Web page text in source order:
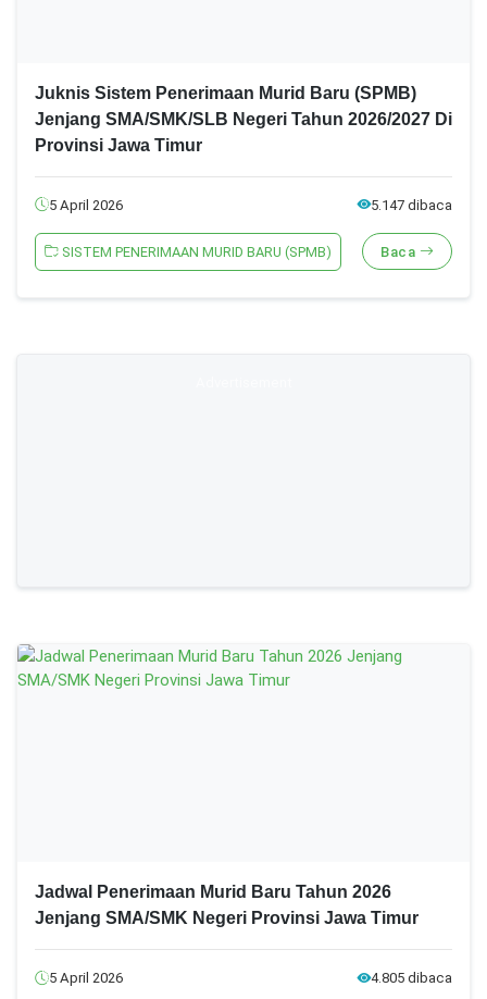
Juknis Sistem Penerimaan Murid Baru (SPMB)
Jenjang SMA/SMK/SLB Negeri Tahun 2026/2027 Di
Provinsi Jawa Timur
5 April 2026 5.147 dibaca
SISTEM PENERIMAAN MURID BARU (SPMB) Baca
Jadwal Penerimaan Murid Baru Tahun 2026
Jenjang SMA/SMK Negeri Provinsi Jawa Timur
5 April 2026 4.805 dibaca